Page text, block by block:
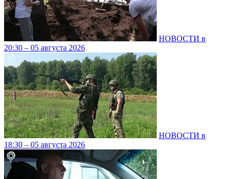
НОВОСТИ в
20:30 – 05 августа 2026
НОВОСТИ в
18:30 – 05 августа 2026